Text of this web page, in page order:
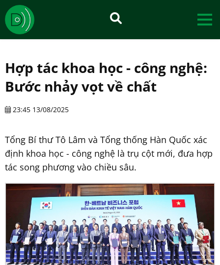
Hợp tác khoa học - công nghệ:
Bước nhảy vọt về chất
23:45 13/08/2025
Tổng Bí thư Tô Lâm và Tổng thống Hàn Quốc xác
định khoa học - công nghệ là trụ cột mới, đưa hợp
tác song phương vào chiều sâu.